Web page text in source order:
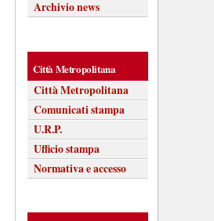
Archivio news
Città Metropolitana
Città Metropolitana
Comunicati stampa
U.R.P.
Ufficio stampa
Normativa e accesso